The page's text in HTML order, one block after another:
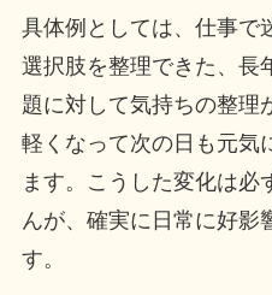
具体例としては、仕事で
選択肢を整理できた、長
題に対して気持ちの整理
軽くなって次の日も元気
ます。こうした変化は必
んが、確実に日常に好影
す。